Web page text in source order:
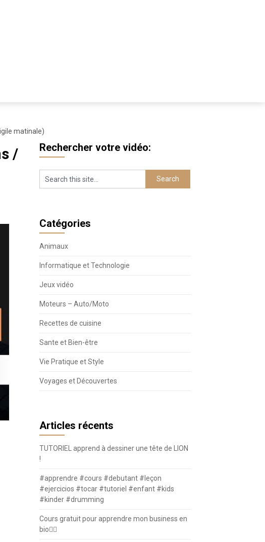
matinale)
/
Rechercher votre vidéo:
Catégories
Animaux
Informatique et Technologie
Jeux vidéo
Moteurs – Auto/Moto
Recettes de cuisine
Sante et Bien-être
Vie Pratique et Style
Voyages et Découvertes
Articles récents
TUTORIEL apprend à dessiner une tête de LION
!
#apprendre #cours #debutant #leçon
#ejercicios #tocar #tutoriel #enfant #kids
#kinder #drumming
Cours gratuit pour apprendre mon business en
bio⛓️‍💥